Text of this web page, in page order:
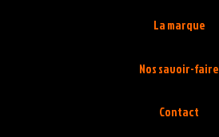
La marque
Nos savoir-faire
Contact